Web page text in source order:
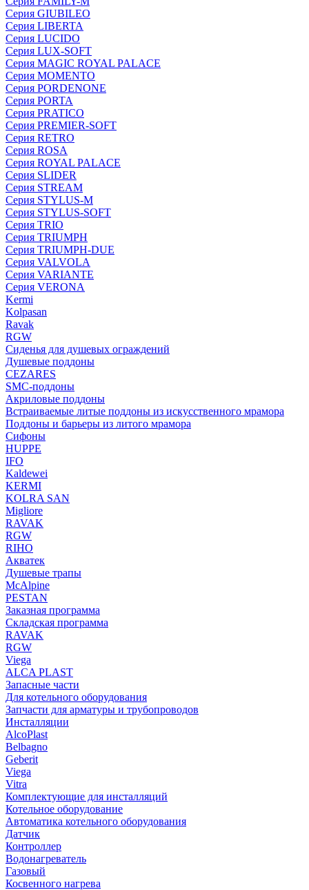
Серия GIUBILEO
Серия LIBERTA
Серия LUCIDO
Серия LUX-SOFT
Серия MAGIC ROYAL PALACE
Серия MOMENTO
Серия PORDENONE
Серия PORTA
Серия PRATICO
Серия PREMIER-SOFT
Серия RETRO
Серия ROSA
Серия ROYAL PALACE
Серия SLIDER
Серия STREAM
Серия STYLUS-M
Серия STYLUS-SOFT
Серия TRIO
Серия TRIUMPH
Серия TRIUMPH-DUE
Серия VALVOLA
Серия VARIANTE
Серия VERONA
Kermi
Kolpasan
Ravak
RGW
Сиденья для душевых ограждений
Душевые поддоны
CEZARES
SMC-поддоны
Акриловые поддоны
Встраиваемые литые поддоны из искусственного мрамора
Поддоны и барьеры из литого мрамора
Сифоны
HUPPE
IFO
Kaldewei
KERMI
KOLRA SAN
Migliore
RAVAK
RGW
RIHO
Акватек
Душевые трапы
McAlpine
PESTAN
Заказная программа
Складская программа
RAVAK
RGW
Viega
АLCA PLAST
Запасные части
Для котельного оборудования
Запчасти для арматуры и трубопроводов
Инсталляции
AlcoPlast
Belbagno
Geberit
Viega
Vitra
Комплектующие для инсталляций
Котельное оборудование
Автоматика котельного оборудования
Датчик
Контроллер
Водонагреватель
Газовый
Косвенного нагрева